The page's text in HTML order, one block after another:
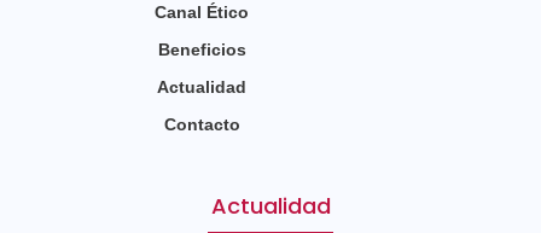
Canal Ético
Beneficios
Actualidad
Contacto
Actualidad